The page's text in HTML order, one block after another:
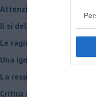
Attenzione al laicismo
Il si del Papa alle unioni
Le ragioni della politica
​Una ignobile
La responsabilità politica
Critica alla cooperazione